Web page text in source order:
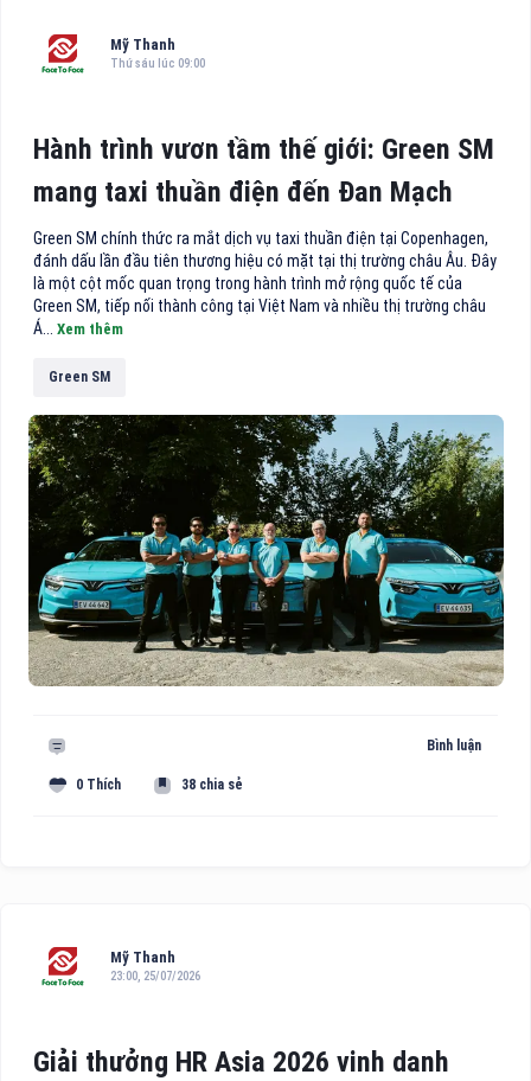
Mỹ Thanh
Thứ sáu lúc 09:00
Hành trình vươn tầm thế giới: Green SM
mang taxi thuần điện đến Đan Mạch
Green SM chính thức ra mắt dịch vụ taxi thuần điện tại Copenhagen,
đánh dấu lần đầu tiên thương hiệu có mặt tại thị trường châu Âu. Đây
là một cột mốc quan trọng trong hành trình mở rộng quốc tế của
Green SM, tiếp nối thành công tại Việt Nam và nhiều thị trường châu
Á... Xem thêm
Green SM
Bình luận
0 Thích 38 chia sẻ
Mỹ Thanh
23:00, 25/07/2026
Giải thưởng HR Asia 2026 vinh danh